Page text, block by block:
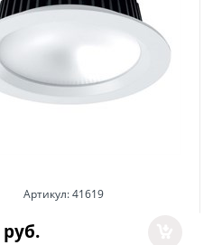
Артикул:41619
руб.